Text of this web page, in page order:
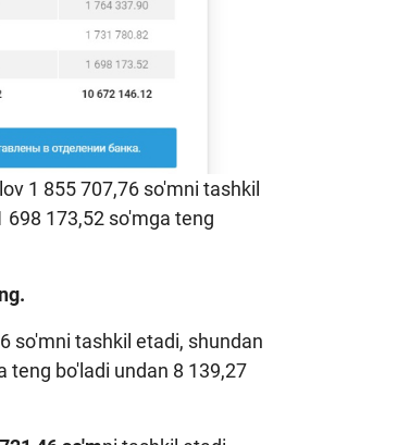
1 855 707,76 so'mni tashkil
698 173,52 so'mga teng
so'mni tashkil etadi, shundan
teng bo'ladi undan 8 139,27